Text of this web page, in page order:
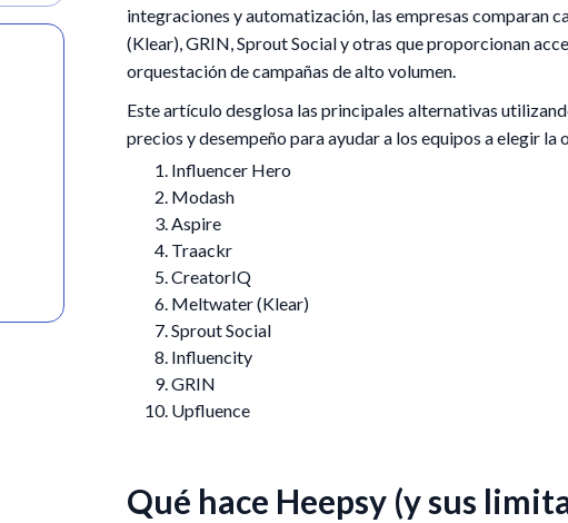
integraciones y automatización, las empresas comparan
(Klear), GRIN, Sprout Social y otras que proporcionan
orquestación de campañas de alto volumen.
Este artículo desglosa las principales alternativas
precios y desempeño para ayudar a los equipos a elegir la
Influencer Hero
Modash
Aspire
Traackr
CreatorIQ
Meltwater (Klear)
Sprout Social
Influencity
GRIN
Upfluence
Qué hace Heepsy (y sus